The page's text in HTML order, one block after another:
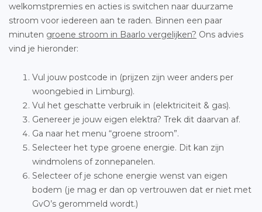
welkomstpremies en acties is switchen naar duurzame
stroom voor iedereen aan te raden. Binnen een paar
minuten groene stroom in Baarlo vergelijken? Ons advies
vind je hieronder:
Vul jouw postcode in (prijzen zijn weer anders per
woongebied in Limburg).
Vul het geschatte verbruik in (elektriciteit & gas).
Genereer je jouw eigen elektra? Trek dit daarvan af.
Ga naar het menu “groene stroom”.
Selecteer het type groene energie. Dit kan zijn
windmolens of zonnepanelen.
Selecteer of je schone energie wenst van eigen
bodem (je mag er dan op vertrouwen dat er niet met
GvO’s gerommeld wordt.)